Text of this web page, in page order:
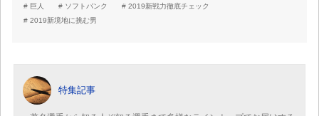
巨人
ソフトバンク
2019新戦力徹底チェック
2019新境地に挑む男
特集記事